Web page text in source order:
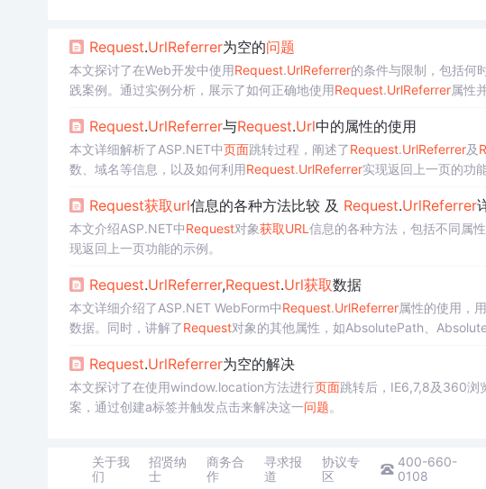
Request.UrlReferrer为空的问题
本文探讨了在Web开发中使用Request.UrlReferrer的条件与限制，包括何
践案例。通过实例分析，展示了如何正确地使用Request.UrlReferrer属性
Request.UrlReferrer与Request.Url中的属性的使用
本文详细解析了ASP.NET中页面跳转过程，阐述了Request.UrlReferrer及
数、域名等信息，以及如何利用Request.UrlReferrer实现返回上一页的功能
Request获取url信息的各种方法比较 及 Request.UrlReferrer
本文介绍ASP.NET中Request对象获取URL 信息的各种方法，包括不同属
现返回上一页功能的示例。
Request.UrlReferrer,Request.Url获取数据
本文详细介绍了ASP.NET WebForm中Request.UrlReferrer属性的使用，
数据。同时，讲解了Request对象的其他属性，如AbsolutePath、
er可能出现的值。最后，给出了如何利用这些信息实现返回上一页功能的示
Request.UrlReferrer为空的解决
本文探讨了在使用window.location方法进行页面跳转后，IE6,7,8及360浏
案，通过创建a标签并触发点击来解决这一问题。
关于我
们
招贤纳
士
商务合
作
寻求报
道
协议专
区
400-660-
0108